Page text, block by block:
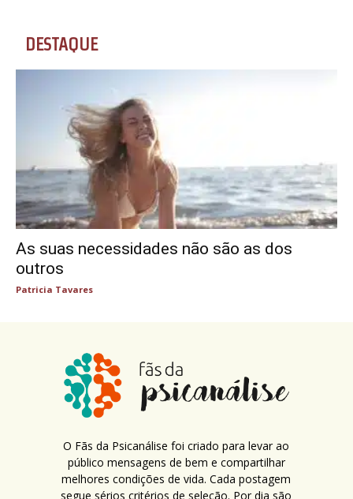
DESTAQUE
As suas necessidades não são as dos
outros
Patricia Tavares
O Fãs da Psicanálise foi criado para levar ao
público mensagens de bem e compartilhar
melhores condições de vida. Cada postagem
segue sérios critérios de seleção. Por dia são